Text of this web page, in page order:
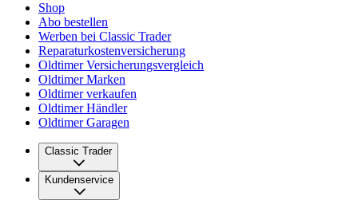
Shop
Abo bestellen
Werben bei Classic Trader
Reparaturkostenversicherung
Oldtimer Versicherungsvergleich
Oldtimer Marken
Oldtimer verkaufen
Oldtimer Händler
Oldtimer Garagen
Classic Trader
Über uns
Karriere
Kundenservice